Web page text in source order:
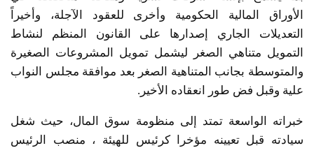
الأوراق المالية الحكومية وأخرى للعقود الآجلة، وأخيراً
التعديلات الجاري إصدارها على القانون المنظم لنشاط
التمويل متناهي الصغر ليشمل تمويل المشروعات الصغيرة
والمتوسطة بجانب المتناهية الصغر بعد موافقة مجلس النواب
علية وقبل فض طور انعقاده الأخير.
خبراته الواسعة تمتد إلى منظومة سوق المال، حيث شغل
سيادته قبل تعيينه مؤخرا كرئيس للهيئة ، منصب الرئيس